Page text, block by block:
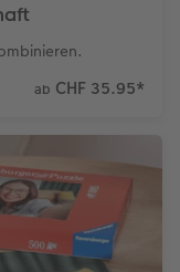
ab CHF 35.95*